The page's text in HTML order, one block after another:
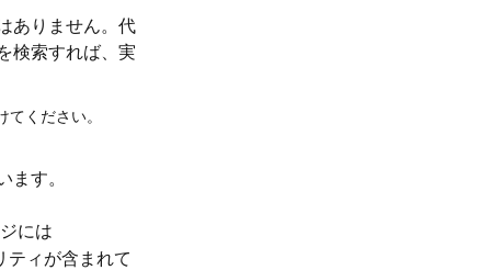
ありません。代
検索すれば、実
ください。
す。
には
ティが含まれて